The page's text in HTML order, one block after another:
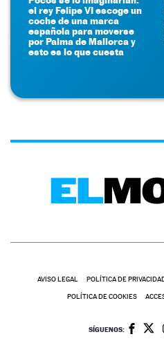
el rey Felipe VI escoge un
coche de una marca
española para moverse
por Palma de Mallorca y
esto es lo que cuesta
AVISO LEGAL POLÍTICA DE
POLÍTICA DE COOKIES
SÍGUENOS: